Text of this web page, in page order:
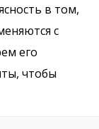
в том,
с
его
чтобы